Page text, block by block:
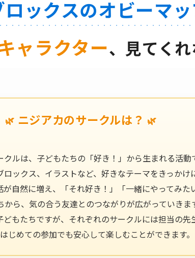
ロックスのオビーマ
ャラクター、見てく
🌿 ニジアカのサークルは？ 🌿
クルは、子どもたちの「好き！」から生まれる活動
ロックス、イラストなど、好きなテーマをきっかけ
が自然に増え、「それ好き！」「一緒にやってみた
から、気の合う友達とのつながりが広がっていきま
どもたちですが、それぞれのサークルには担当の先
じめての参加でも安心して楽しむことができます。